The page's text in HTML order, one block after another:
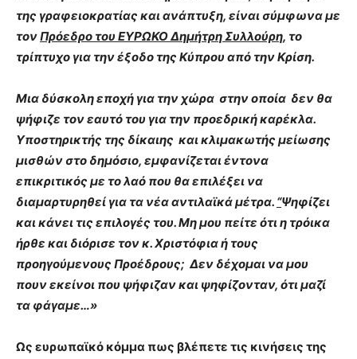
της γραφειοκρατίας και ανάπτυξη, είναι σύμφωνα με
τονΠρόεδρο του ΕΥΡΩΚΟ Δημήτρη Συλλούρη, το
τρίπτυχο για την έξοδο της Κύπρου από την Κρίση.
Μια δύσκολη εποχή για την χώρα στην οποία δεν θα
ψήφιζε τον εαυτό του για την προεδρική καρέκλα.
Υποστηρικτής της δίκαιης και κλιμακωτής μείωσης
μισθών στο δημόσιο, εμφανίζεται έντονα
επικριτικός με το λαό που θα επιλέξει να
διαμαρτυρηθεί για τα νέα αντιλαϊκά μέτρα. “Ψηφίζει
και κάνει τις επιλογές του. Μη μου πείτε ότι η τρόικα
ήρθε και διόρισε τον κ. Χριστόφια ή τους
προηγούμενους Προέδρους; Δεν δέχομαι να μου
πουν εκείνοι που ψήφιζαν και ψηφίζονταν, ότι μαζί
τα φάγαμε…»
Ως ευρωπαϊκό κόμμα πως βλέπετε τις κινήσεις της